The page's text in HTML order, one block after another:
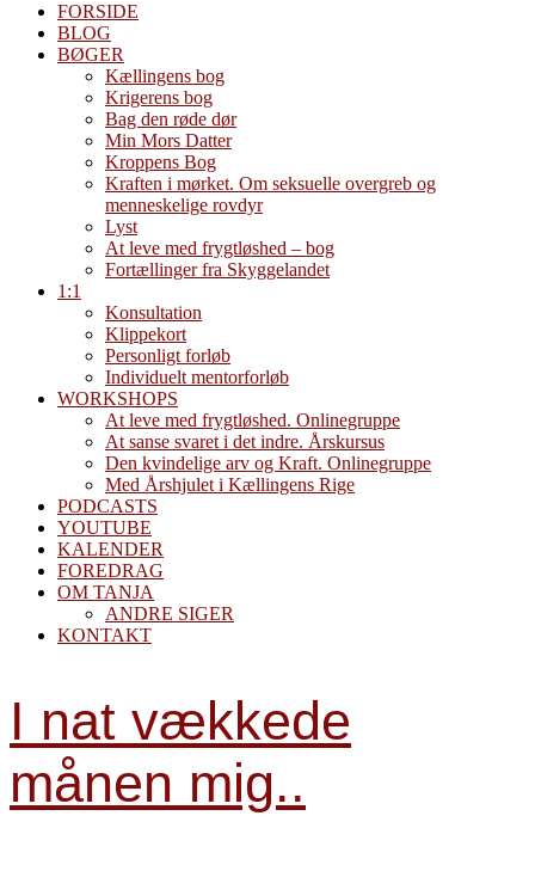
FORSIDE
BLOG
BØGER
Kællingens bog
Krigerens bog
Bag den røde dør
Min Mors Datter
Kroppens Bog
Kraften i mørket. Om seksuelle overgreb og
menneskelige rovdyr
Lyst
At leve med frygtløshed – bog
Fortællinger fra Skyggelandet
1:1
Konsultation
Klippekort
Personligt forløb
Individuelt mentorforløb
WORKSHOPS
At leve med frygtløshed. Onlinegruppe
At sanse svaret i det indre. Årskursus
Den kvindelige arv og Kraft. Onlinegruppe
Med Årshjulet i Kællingens Rige
PODCASTS
YOUTUBE
KALENDER
FOREDRAG
OM TANJA
ANDRE SIGER
KONTAKT
I nat vækkede
månen mig..